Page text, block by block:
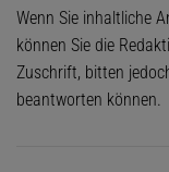
Wenn Sie inhaltliche
können Sie die
Zuschrift, bitten
beantworten können.